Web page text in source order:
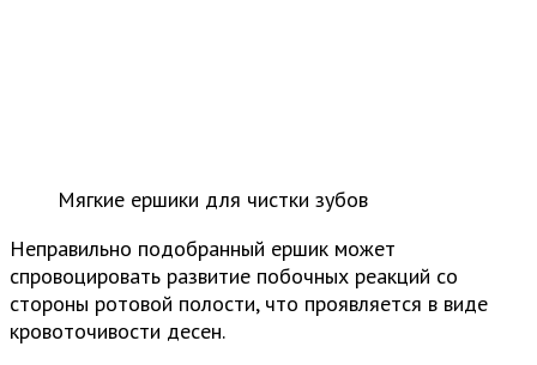
Мягкие ершики для чистки зубов
Неправильно подобранный ершик может
спровоцировать развитие побочных реакций со
стороны ротовой полости, что проявляется в виде
кровоточивости десен.